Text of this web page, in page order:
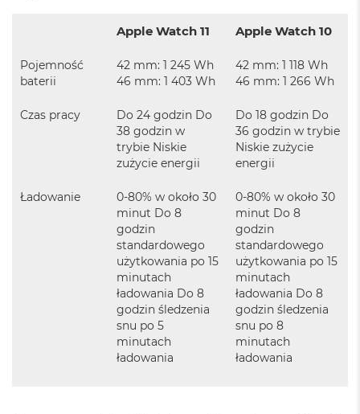
ę
o
ś
Apple Watch 11 Apple Watch 10
Pojemność
baterii
42 mm: 1 245 Wh
46 mm: 1 403 Wh
42 mm: 1 118 Wh
46 mm: 1 266 Wh
Czas pracy
Do 24 godzin Do
38 godzin w
trybie Niskie
zużycie energii
Do 18 godzin Do
36 godzin w trybie
Niskie zużycie
energii
Ładowanie
0-80% w około 30
minut Do 8
godzin
standardowego
użytkowania po 15
minutach
ładowania Do 8
godzin śledzenia
snu po 5
minutach
ładowania
0-80% w około 30
minut Do 8
godzin
standardowego
użytkowania po 15
minutach
ładowania Do 8
godzin śledzenia
snu po 8
minutach
ładowania